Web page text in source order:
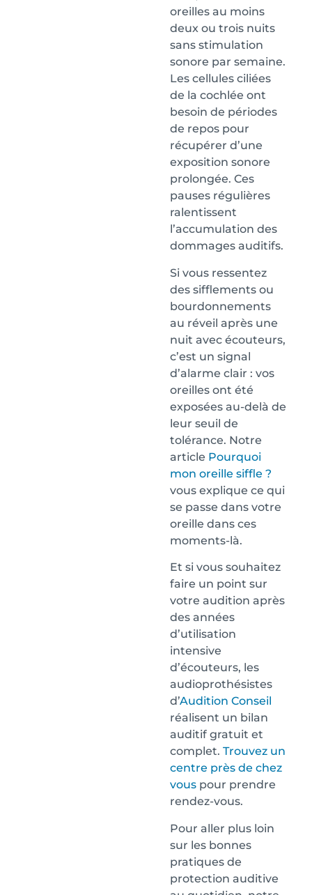
oreilles au moins
deux ou trois nuits
sans stimulation
sonore par semaine.
Les cellules ciliées
de la cochlée ont
besoin de périodes
de repos pour
récupérer d’une
exposition sonore
prolongée. Ces
pauses régulières
ralentissent
l’accumulation des
dommages auditifs.
Si vous ressentez
des sifflements ou
bourdonnements
au réveil après une
nuit avec écouteurs,
c’est un signal
d’alarme clair : vos
oreilles ont été
exposées au-delà de
leur seuil de
tolérance. Notre
article Pourquoi
mon oreille siffle ?
vous explique ce qui
se passe dans votre
oreille dans ces
moments-là.
Et si vous souhaitez
faire un point sur
votre audition après
des années
d’utilisation
intensive
d’écouteurs, les
audioprothésistes
d’Audition Conseil
réalisent un bilan
auditif gratuit et
complet. Trouvez un
centre près de chez
vous pour prendre
rendez-vous.
Pour aller plus loin
sur les bonnes
pratiques de
protection auditive